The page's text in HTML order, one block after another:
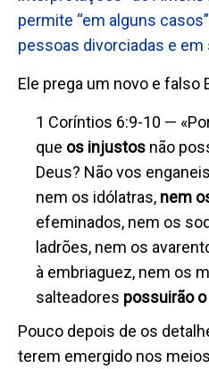
permite “em alguns
pessoas divorciadas e
Ele prega um novo e falso
1 Coríntios 6:9-10 —
que os injustos não
Deus? Não vos
nem os idólatras, nem
efeminados, nem os
ladrões, nem os
à embriaguez, nem os
salteadores possuirão
Pouco depois de os
terem emergido nos